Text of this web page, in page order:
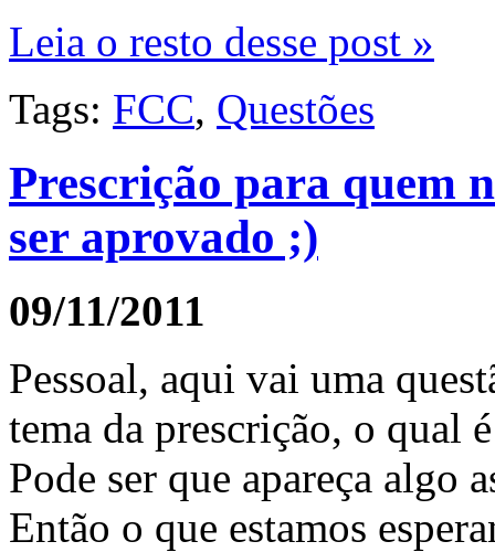
Leia o resto desse post »
Tags: FCC, Questões
Prescrição para quem
ser aprovado ;)
09/11/2011
Pessoal, aqui vai uma
tema da prescrição, o qual
Pode ser que apareça algo
Então o que estamos